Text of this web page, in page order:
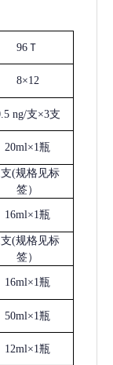
96Ｔ
8×12
ng/支×3支
20ml×1瓶
支(规格见标
签）
16ml×1瓶
支(规格见标
签）
16ml×1瓶
50ml×1瓶
12ml×1瓶